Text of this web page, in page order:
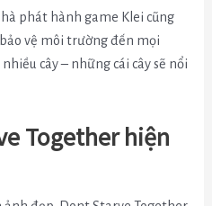
phát hành game Klei cũng
vệ môi trường đến mọi
cây – những cái cây sẽ nổi
Together hiện